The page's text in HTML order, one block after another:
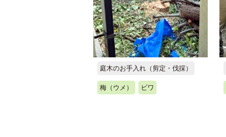
庭木のお手入れ（剪定・伐採）
梅（ウメ） ビワ